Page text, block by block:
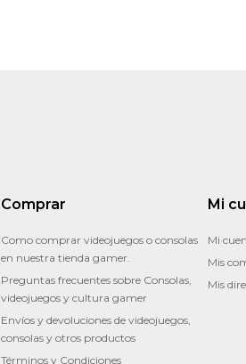
Comprar
Como comprar videojuegos o consolas
en nuestra tienda gamer.
Preguntas frecuentes sobre Consolas,
videojuegos y cultura gamer
Envíos y devoluciones de videojuegos,
consolas y otros productos
Términos y Condiciones
Mi
Mi
Mis
Mis